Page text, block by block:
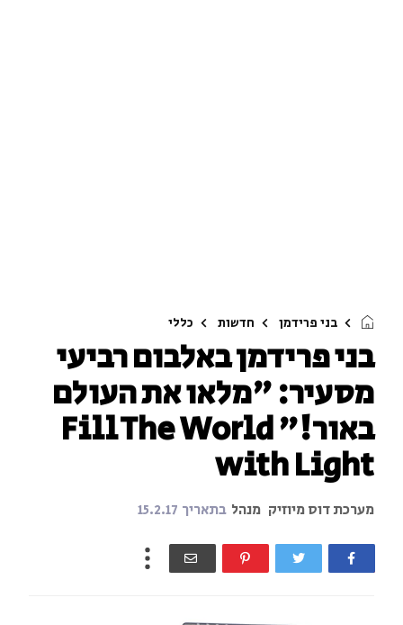
בני פרידמן חדשות כללי
בני פרידמן באלבום רביעי
מסעיר: "מלאו את העולם
באור!" Fill The World
with Light
מערכת דוס מיוזיק מנהל בתאריך 15.2.17